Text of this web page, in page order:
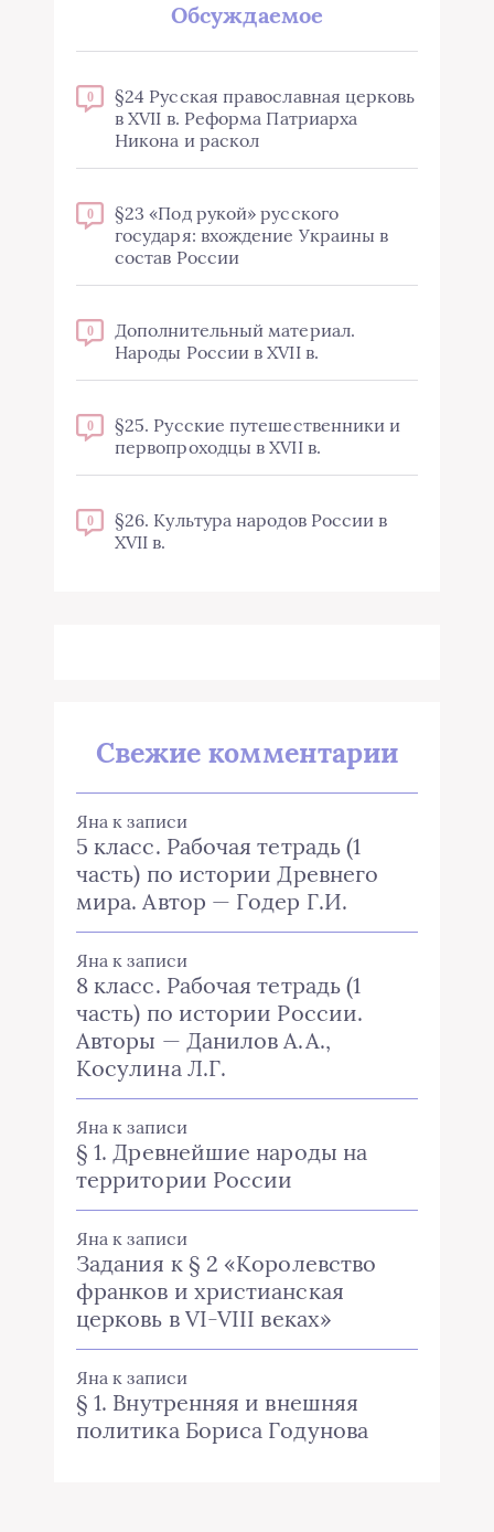
Обсуждаемое
0
§24 Русская православная церковь
в XVII в. Реформа Патриарха
Никона и раскол
0
§23 «Под рукой» русского
государя: вхождение Украины в
состав России
0
Дополнительный материал.
Народы России в XVII в.
0
§25. Русские путешественники и
первопроходцы в XVII в.
0
§26. Культура народов России в
XVII в.
Свежие комментарии
Яна к записи
5 класс. Рабочая тетрадь (1
часть) по истории Древнего
мира. Автор — Годер Г.И.
Яна к записи
8 класс. Рабочая тетрадь (1
часть) по истории России.
Авторы — Данилов А.А.,
Косулина Л.Г.
Яна к записи
§ 1. Древнейшие народы на
территории России
Яна к записи
Задания к § 2 «Королевство
франков и христианская
церковь в VI-VIII веках»
Яна к записи
§ 1. Внутренняя и внешняя
политика Бориса Годунова